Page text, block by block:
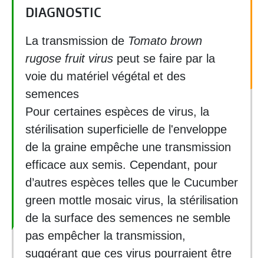
DIAGNOSTIC
La transmission de Tomato brown
rugose fruit virus peut se faire par la
voie du matériel végétal et des
semences
Pour certaines espèces de virus, la
stérilisation superficielle de l'enveloppe
de la graine empêche une transmission
efficace aux semis. Cependant, pour
d’autres espèces telles que le Cucumber
green mottle mosaic virus, la stérilisation
de la surface des semences ne semble
pas empêcher la transmission,
suggérant que ces virus pourraient être